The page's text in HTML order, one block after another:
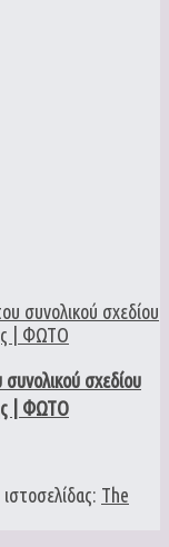
σχεδίου
| ΦΩΤΟ
The